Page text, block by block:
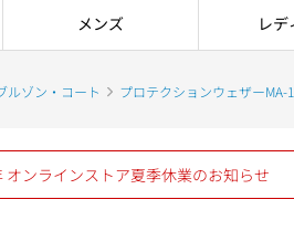
メンズ レ
ルゾン・コート プロテクションウェザーMA-
オンラインストア夏季休業のお知らせ